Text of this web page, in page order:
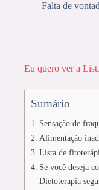
Falta de
Eu quero ver a
Sumário
Sensação de
Alimentação
Lista de
Se você deseja
Dietoterapia